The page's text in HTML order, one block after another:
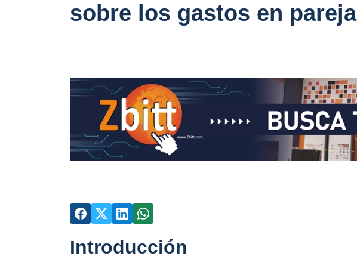
sobre los gastos en pareja
Introducción